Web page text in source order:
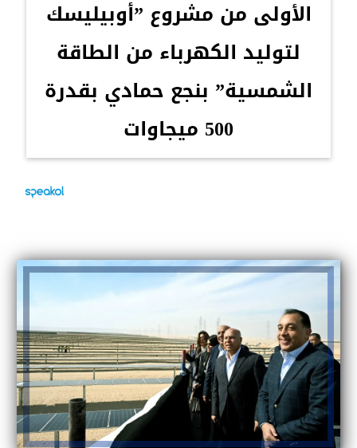
الأولى من مشروع ”أوبيليسك
لتوليد الكهرباء من الطاقة
الشمسية” بنجع حمادي بقدرة
500 ميجاوات